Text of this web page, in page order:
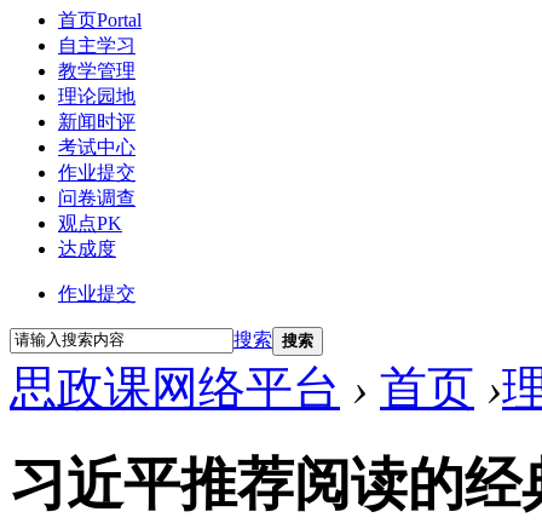
首页Portal
自主学习
教学管理
理论园地
新闻时评
考试中心
作业提交
问卷调查
观点PK
达成度
作业提交
搜索 搜索
思政课网络平台 › 首页 ›
习近平推荐阅读的经